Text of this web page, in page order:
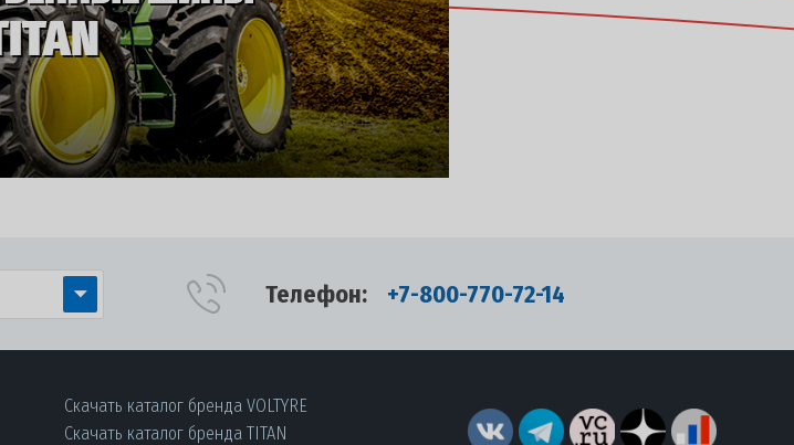
Телефон: +7-800-770-72-14
Скачать каталог бренда VOLTYRE
Скачать каталог бренда TITAN